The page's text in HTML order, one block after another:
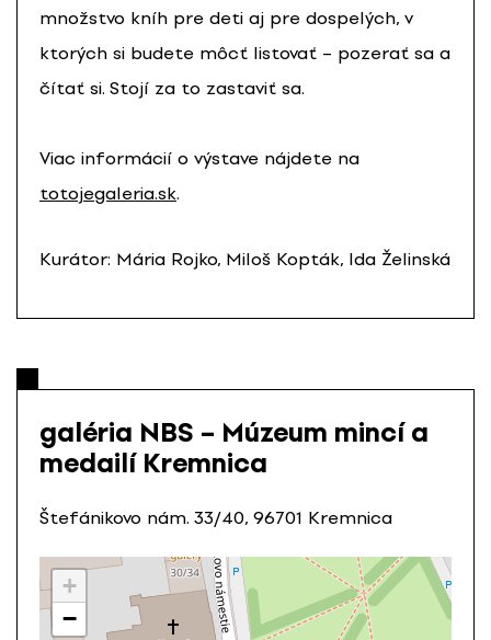
množstvo kníh pre deti aj pre dospelých, v
ktorých si budete môcť listovať – pozerať sa a
čítať si. Stojí za to zastaviť sa.
Viac informácií o výstave nájdete na
totojegaleria.sk.
Kurátor: Mária Rojko, Miloš Kopták, Ida Želinská
galéria NBS – Múzeum mincí a
medailí Kremnica
Štefánikovo nám. 33/40, 96701 Kremnica
+
−